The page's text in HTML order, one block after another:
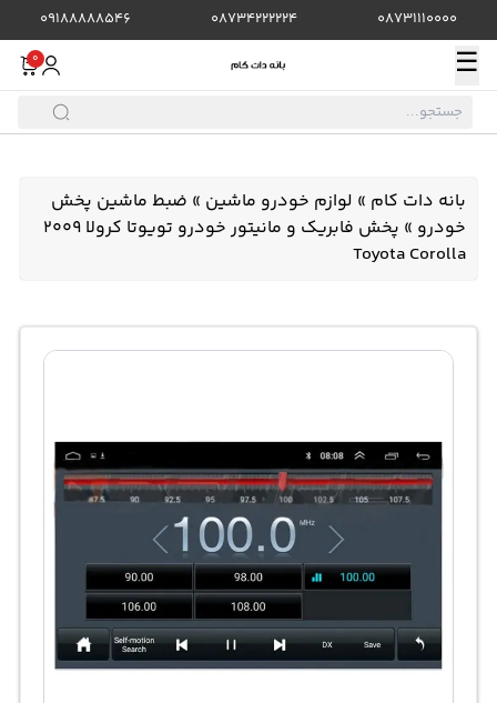
08731110000
08734222224
09188888546
☰
0
بانه دات کام » لوازم خودرو ماشین » ضبط ماشین پخش
خودرو »
پخش فابریک و مانیتور خودرو تویوتا کرولا 2009
Toyota Corolla